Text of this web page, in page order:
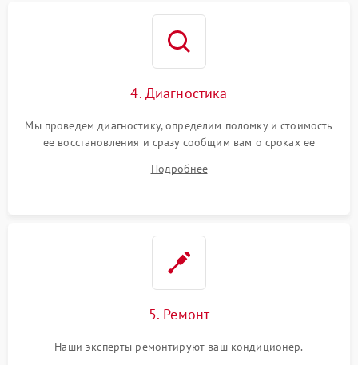
4. Диагностика
Мы проведем диагностику, определим поломку и стоимость
ее восстановления и сразу сообщим вам о сроках ее
Подробнее
5. Ремонт
Наши эксперты ремонтируют ваш кондиционер.